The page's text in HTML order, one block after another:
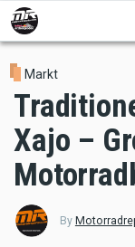
Skip
to
main
content
Markt
Xajo –
By